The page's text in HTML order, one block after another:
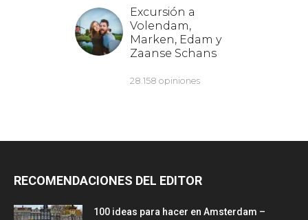
RECOMENDACIONES DEL EDITOR
100 ideas para hacer en Amsterdam –